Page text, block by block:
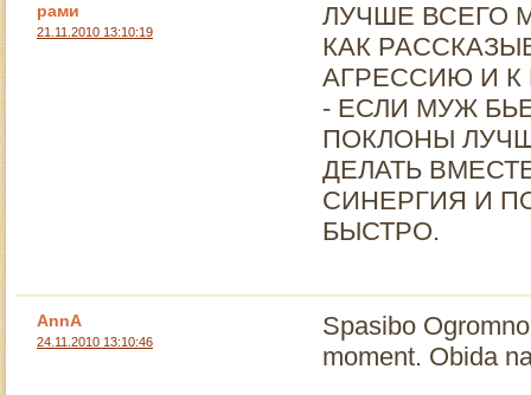
рами
21.11.2010 13:10:19
ЛУЧШЕ ВСЕГО
КАК
АГРЕССИЮ И
- ЕСЛИ МУЖ
ПОКЛОНЫ
ДЕЛАТЬ
СИНЕРГИЯ И
БЫСТРО.
AnnA
24.11.2010 13:10:46
Spasibo
moment. Obida